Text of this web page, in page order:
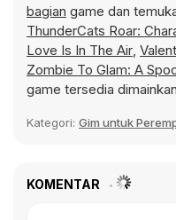
bagian game dan
ThunderCats Roar:
Love Is In The Air,
Zombie To Glam: A
game tersedia
Kategori: Gim untuk
KOMENTAR